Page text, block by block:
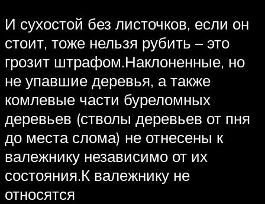
И сухостой без листочков, если он
стоит, тоже нельзя рубить – это
грозит штрафом.Наклоненные, но
не упавшие деревья, а также
комлевые части буреломных
деревьев (стволы деревьев от пня
до места слома) не отнесены к
валежнику независимо от их
состояния.К валежнику не
относятся